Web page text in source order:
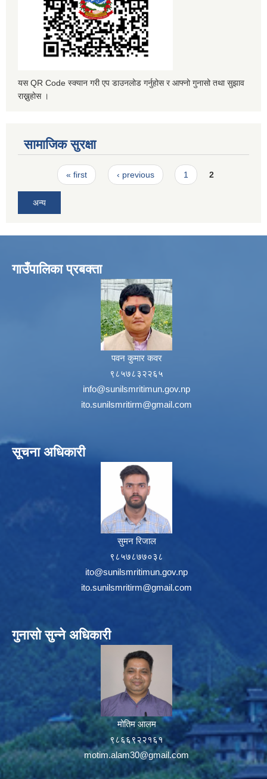
यस QR Code स्क्यान गरी एप डाउनलोड गर्नुहोस र आफ्नो गुनासो तथा सुझाव
राख्नुहोस ।
सामाजिक सुरक्षा
Pages« first ‹ previous 1 2
अन्य
गाउँपालिका प्रबक्ता
पवन कुमार कवर
९८५७८३२२६५
info@sunilsmritimun.gov.np
ito.sunilsmritirm@gmail.com
सूचना अधिकारी
सुमन रिजाल
९८५७८७७०३८
ito@sunilsmritimun.gov.np
ito.sunilsmritirm@gmail.com
गुनासो सुन्ने अधिकारी
मोतिम आलम
९८६६९२२१६१
motim.alam30@gmail.com